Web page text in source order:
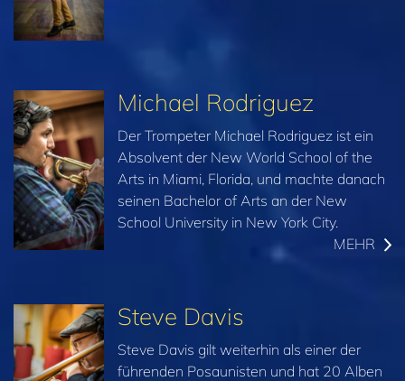
Michael Rodriguez
Der Trompeter Michael Rodriguez ist ein
Absolvent der New World School of the
Arts in Miami, Florida, und machte danach
seinen Bachelor of Arts an der New
School University in New York City.
MEHR
Steve Davis
Steve Davis gilt weiterhin als einer der
führenden Posaunisten und hat 20 Alben